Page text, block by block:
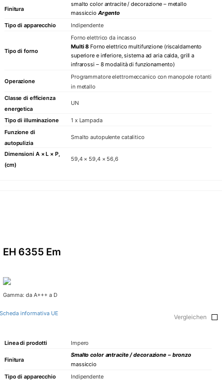
Finitura
smalto color antracite / decorazione – metallo
massiccio Argento
Tipo di apparecchio
Indipendente
Tipo di forno
Forno elettrico da incasso
Multi 8 Forno elettrico multifunzione (riscaldamento
superiore e inferiore, sistema ad aria calda, grill a
infrarossi – 8 modalità di funzionamento)
Operazione
Programmatore elettromeccanico con manopole rotanti
in metallo
Classe di efficienza
energetica
UN
Tipo di illuminazione
1 x Lampada
Funzione di
autopulizia
Smalto autopulente catalitico
Dimensioni A × L × P,
(cm)
59,4 × 59,4 × 56,6
EH 6355 Em
Gamma: da A+++ a D
Scheda informativa UE Vergleichen
Linea di prodotti Impero
Finitura
Smalto color antracite / decorazione – bronzo
massiccio
Tipo di apparecchio
Indipendente